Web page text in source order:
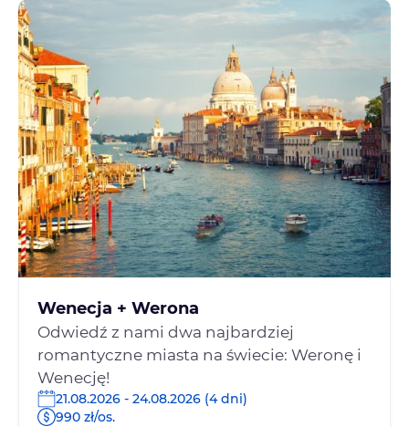
Wenecja + Werona
Odwiedź z nami dwa najbardziej
romantyczne miasta na świecie: Weronę i
Wenecję!
21.08.2026 - 24.08.2026 (4 dni)
990 zł/os.